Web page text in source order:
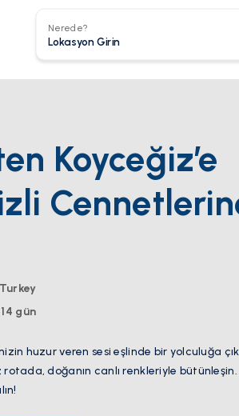
Nerede?
Koyceğiz’e
gün
huzur veren sesi eşlinde bir yolculuğa
rotada, doğanın canlı renkleriyle bütünleşin.